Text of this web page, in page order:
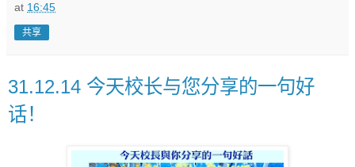
at 16:45
共享
31.12.14 今天校长与您分享的一句好
话！